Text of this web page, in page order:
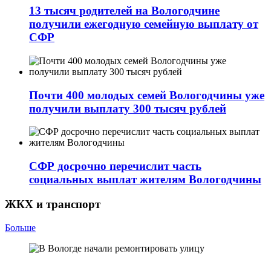
13 тысяч родителей на Вологодчине
получили ежегодную семейную выплату от
СФР
Почти 400 молодых семей Вологодчины уже
получили выплату 300 тысяч рублей
СФР досрочно перечислит часть
социальных выплат жителям Вологодчины
ЖКХ и транспорт
Больше